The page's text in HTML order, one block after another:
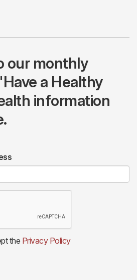
our monthly
a Healthy
information
the Privacy Policy